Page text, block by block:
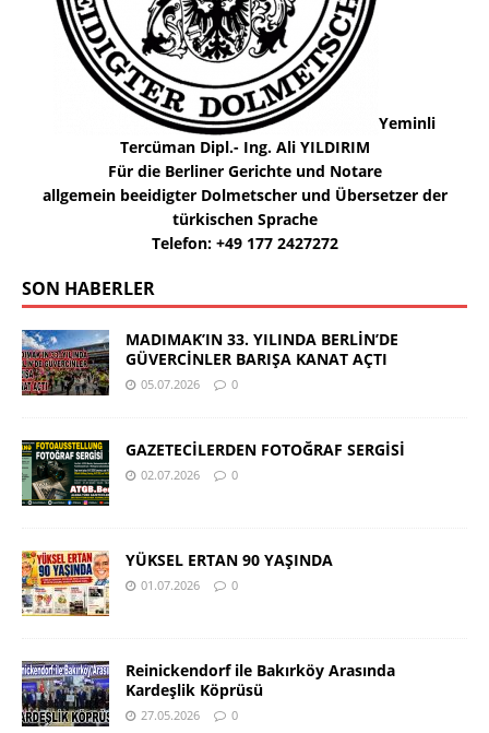
Yeminli
Tercüman Dipl.- Ing. Ali YILDIRIM
Für die Berliner Gerichte und Notare
allgemein beeidigter Dolmetscher und Übersetzer der
türkischen Sprache
Telefon: +49 177 2427272
SON HABERLER
MADIMAK’IN 33. YILINDA BERLİN’DE
GÜVERCİNLER BARIŞA KANAT AÇTI
05.07.2026 0
GAZETECİLERDEN FOTOĞRAF SERGİSİ
02.07.2026 0
YÜKSEL ERTAN 90 YAŞINDA
01.07.2026 0
Reinickendorf ile Bakırköy Arasında
Kardeşlik Köprüsü
27.05.2026 0